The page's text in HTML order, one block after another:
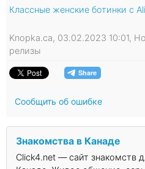
Классные женские ботинки с
Knopka.ca, 03.02.2023 10:01,
релизы
Сообщить об ошибке
Знакомства в Канаде
Click4.net — сайт знакомств